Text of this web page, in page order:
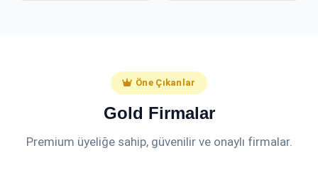
Öne Çıkanlar
Gold Firmalar
Premium üyeliğe sahip, güvenilir ve onaylı firmalar.